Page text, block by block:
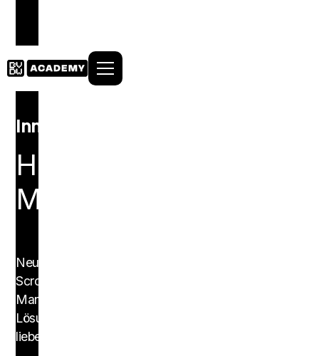
Innovation & Tech
Handwerk für
Marktführerschaft
Neun von zehn Produktideen scheitern am Markt.
Scrolle und erfahre, wie Du durch methodisches
Management das Risiko minimierst und digitale
Lösungen entwickelst, die Deine Kunden wirklich
lieben.